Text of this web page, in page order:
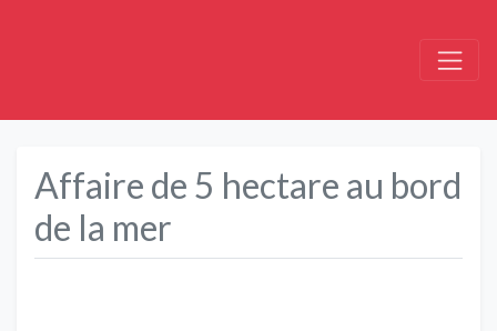
Affaire de 5 hectare au bord
de la mer